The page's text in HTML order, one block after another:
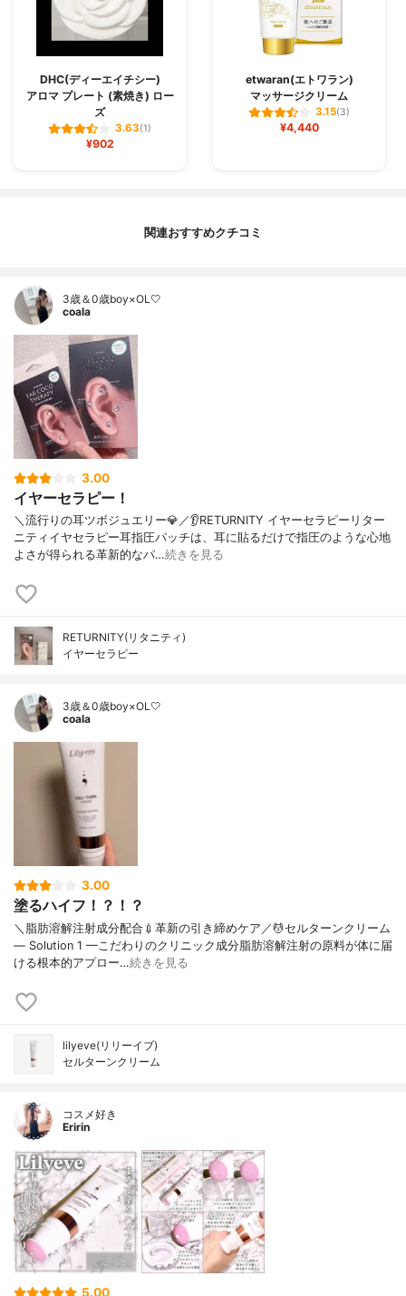
DHC(ディーエイチシー)
アロマ プレート (素焼き) ロー
ズ
3.63(1)
¥902
etwaran(エトワラン)
マッサージクリーム
3.15(3)
¥4,440
関連おすすめクチコミ
3歳＆0歳boy×OL🤍
coala
3.00
イヤーセラピー！
＼流行りの耳ツボジュエリー💎／👂RETURNITY イヤーセラピーリター
ニティイヤセラピー耳指圧パッチは、耳に貼るだけで指圧のような心地
よさが得られる革新的なパ…続きを見る
RETURNITY(リタニティ)
イヤーセラピー
3歳＆0歳boy×OL🤍
coala
3.00
塗るハイフ！？！？
＼脂肪溶解注射成分配合💉革新の引き締めケア／💆セルターンクリーム
— Solution 1 —こだわりのクリニック成分脂肪溶解注射の原料が体に届
ける根本的アプロー…続きを見る
lilyeve(リリーイブ)
セルターンクリーム
コスメ好き
Eririn
5.00